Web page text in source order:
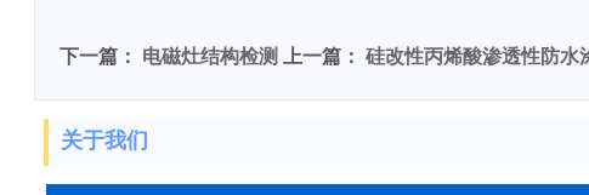
下一篇： 电磁灶结构检测 上一篇： 硅改性丙烯酸渗透性防水
关于我们